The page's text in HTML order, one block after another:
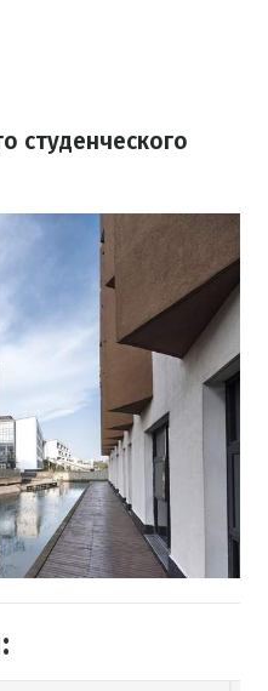
студенческого